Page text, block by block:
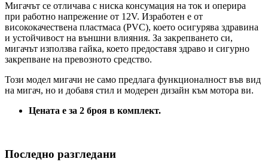
Мигачът се отличава с ниска консумация на ток и оперира
при работно напрежение от 12V. Изработен е от
висококачествена пластмаса (PVC), което осигурява здравина
и устойчивост на външни влияния. За закрепването си,
мигачът използва гайка, което предоставя здраво и сигурно
закрепване на превозното средство.
Този модел мигачи не само предлага функционалност във вид
на мигач, но и добавя стил и модерен дизайн към мотора ви.
Цената е за 2 броя в комплект.
Последно разгледани